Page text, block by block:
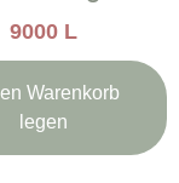
9000 L
Warenkorb
legen